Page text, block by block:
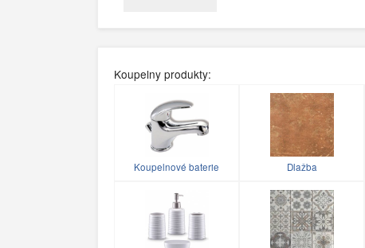
Koupelny produkty:
Koupelnové baterie Dlažba